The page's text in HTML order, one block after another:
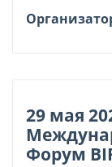
29 мая
Форум